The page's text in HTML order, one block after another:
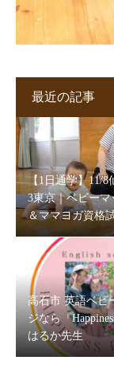
最近の記事
【1日通学】11/8
3東京｜ベビーマ
＆ママヨガ資格
します
高石市 英語ベビ
ジなら『
はるか先生